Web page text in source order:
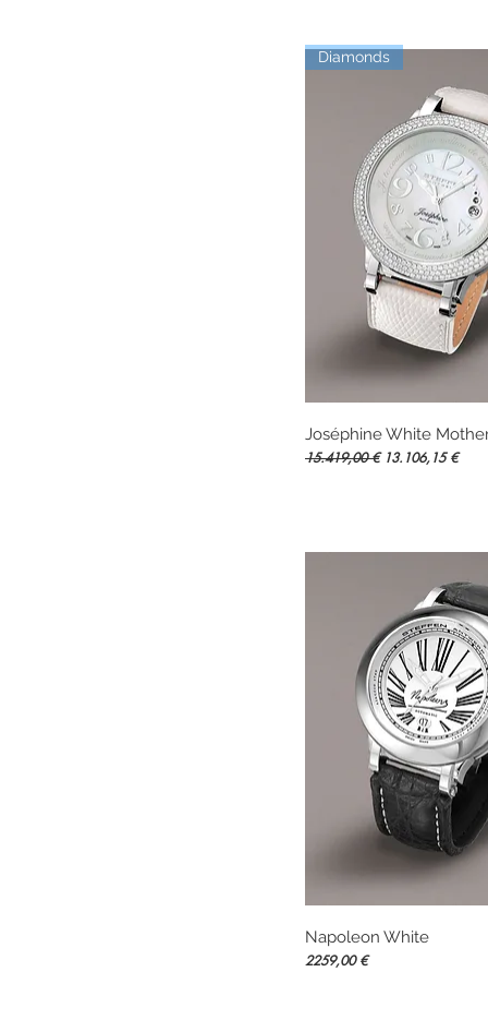
Vista rápida
Diamonds
Joséphine White
Precio
15.419,00 € Precio de oferta
13.106,15 €
Vista rápida
Napoleon White
Precio
2259,00 €